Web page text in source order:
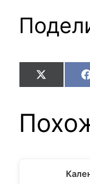
Share
on
X
(Twitter)